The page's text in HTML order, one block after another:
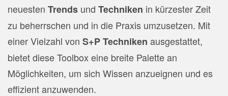
neuesten Trends und Techniken in kürzester Zeit
zu beherrschen und in die Praxis umzusetzen. Mit
einer Vielzahl von S+P Techniken ausgestattet,
bietet diese Toolbox eine breite Palette an
Möglichkeiten, um sich Wissen anzueignen und es
effizient anzuwenden.